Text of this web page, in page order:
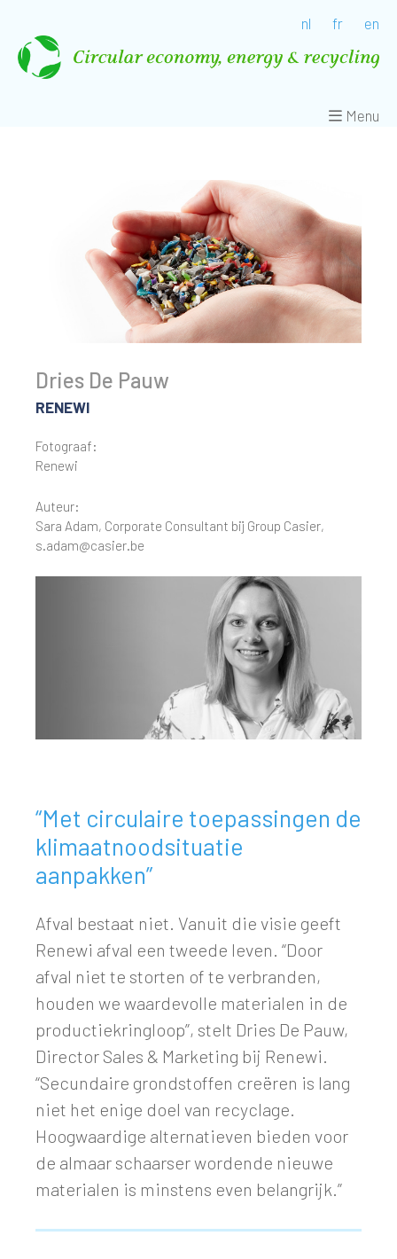
nl fr en
Menu
Dries De Pauw
RENEWI
Fotograaf:
Renewi
Auteur:
Sara Adam, Corporate Consultant bij Group Casier,
s.adam@casier.be
“Met circulaire toepassingen de
klimaatnoodsituatie
aanpakken”
Afval bestaat niet. Vanuit die visie geeft
Renewi afval een tweede leven. “Door
afval niet te storten of te verbranden,
houden we waardevolle materialen in de
productiekringloop”, stelt Dries De Pauw,
Director Sales & Marketing bij Renewi.
“Secundaire grondstoffen creëren is lang
niet het enige doel van recyclage.
Hoogwaardige alternatieven bieden voor
de almaar schaarser wordende nieuwe
materialen is minstens even belangrijk.”